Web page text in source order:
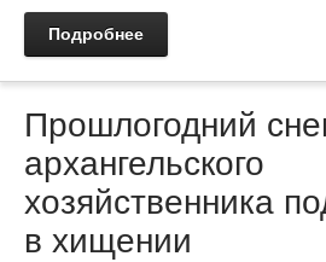
Подробнее
Прошлогодний
архангельского
хозяйственника
в хищении